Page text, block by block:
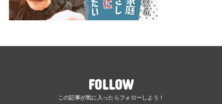
FOLLOW